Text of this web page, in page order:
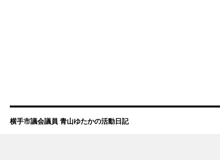
横手市議会議員 青山ゆたかの活動日記